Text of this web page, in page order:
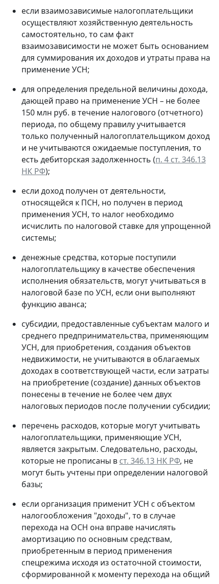
если взаимозависимые налогоплательщики
осуществляют хозяйственную деятельность
самостоятельно, то сам факт
взаимозависимости не может быть основанием
для суммирования их доходов и утраты права на
применение УСН;
для определения предельной величины дохода,
дающей право на применение УСН – не более
150 млн руб. в течение налогового (отчетного)
периода, по общему правилу учитывается
только полученный налогоплательщиком доход
и не учитываются ожидаемые поступления, то
есть дебиторская задолженность (п. 4 ст. 346.13
НК РФ);
если доход получен от деятельности,
относящейся к ПСН, но получен в период
применения УСН, то налог необходимо
исчислить по налоговой ставке для упрощенной
системы;
денежные средства, которые поступили
налогоплательщику в качестве обеспечения
исполнения обязательств, могут учитываться в
налоговой базе по УСН, если они выполняют
функцию аванса;
субсидии, предоставленные субъектам малого и
среднего предпринимательства, применяющим
УСН, для приобретения, создания объектов
недвижимости, не учитываются в облагаемых
доходах в соответствующей части, если затраты
на приобретение (создание) данных объектов
понесены в течение не более чем двух
налоговых периодов после получении субсидии;
перечень расходов, которые могут учитывать
налогоплательщики, применяющие УСН,
является закрытым. Следовательно, расходы,
которые не прописаны в ст. 346.13 НК РФ, не
могут быть учтены при определении налоговой
базы;
если организация применит УСН с объектом
налогообложения "доходы", то в случае
перехода на ОСН она вправе начислять
амортизацию по основным средствам,
приобретенным в период применения
спецрежима исходя из остаточной стоимости,
сформированной к моменту перехода на общий